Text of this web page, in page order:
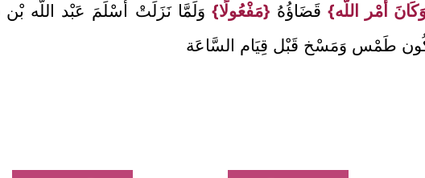
أَمْر اللَّه} قَضَاؤُهُ {مَفْعُولًا} وَلَمَّا نَزَلَتْ أَسْلَمَ عَبْد اللَّه
طَمْس وَمَسْخ قَبْل قِيَام السَّاعَة